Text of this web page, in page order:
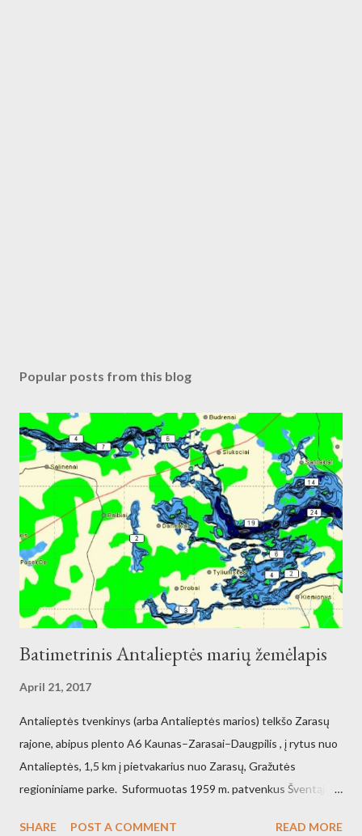
Popular posts from this blog
Batimetrinis Antalieptės marių žemėlapis
April 21, 2017
Antalieptės tvenkinys (arba Antalieptės marios) telkšo Zarasų
rajone, abipus plento A6 Kaunas–Zarasai–Daugpilis , į rytus nuo
Antalieptės, 1,5 km į pietvakarius nuo Zarasų, Gražutės
regioniniame parke. Suformuotas 1959 m. patvenkus Šventąją
SHARE POST A COMMENT READ MORE